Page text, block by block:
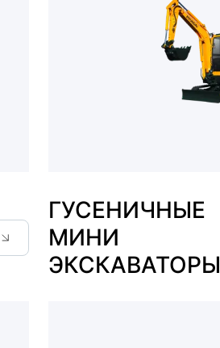
ГУСЕНИЧНЫЕ
МИНИ
ЭКСКАВАТОРЫ